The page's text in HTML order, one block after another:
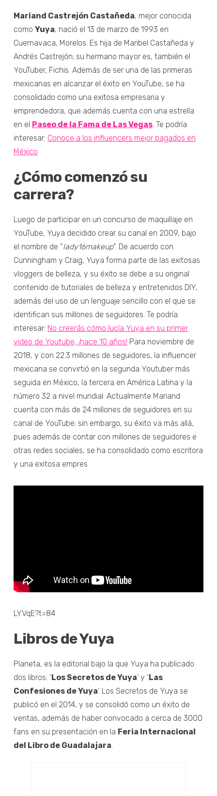
Mariand Castrejón Castañeda, mejor conocida
como Yuya, nació el 13 de marzo de 1993 en
Cuernavaca, Morelos. Es hija de Maribel Castañeda y
Andrés Castrejón; su hermano mayor es, también el
YouTuber, Fichis. Además de ser una de las primeras
mexicanas en alcanzar el éxito en YouTube, se ha
consolidado como una exitosa empresaria y
emprendedora, que además cuenta con una estrella
en el Paseo de la Fama de Las Vegas . Te podría
interesar: Conoce a los influencers mejor pagados en
México
¿Cómo comenzó su
carrera?
Luego de participar en un concurso de maquillaje en
YouTube, Yuya decidido crear su canal en 2009, bajo
el nombre de “lady16makeup”. De acuerdo con
Cunningham y Craig, Yuya forma parte de las exitosas
vloggers de belleza, y su éxito se debe a su original
contenido de tutoriales de belleza y entretenidos DIY,
además del uso de un lenguaje sencillo con el que se
identifican sus millones de seguidores. Te podría
interesar: No creerás cómo lucía Yuya en su primer
video de Youtube, ¡hace 10 años! Para noviembre de
2018, y con 22.3 millones de seguidores, la influencer
mexicana se convirtió en la segunda Youtuber más
seguida en México, la tercera en América Latina y la
número 32 a nivel mundial. Actualmente Mariand
cuenta con más de 24 millones de seguidores en su
canal de YouTube; sin embargo, su éxito va más allá,
pues además de contar con millones de seguidores e
otras redes sociales, se ha consolidado como escritora
y una exitosa empres
LYVqE?t=84
Libros de Yuya
Planeta, es la editorial bajo la que Yuya ha publicado
dos libros: ‘ Los Secretos de Yuya’ y ‘ Las
Confesiones de Yuya’. Los Secretos de Yuya se
publicó en el 2014, y se consolidó como un éxito de
ventas, además de haber convocado a cerca de 3000
fans en su presentación en la Feria Internacional
del Libro de Guadalajara.